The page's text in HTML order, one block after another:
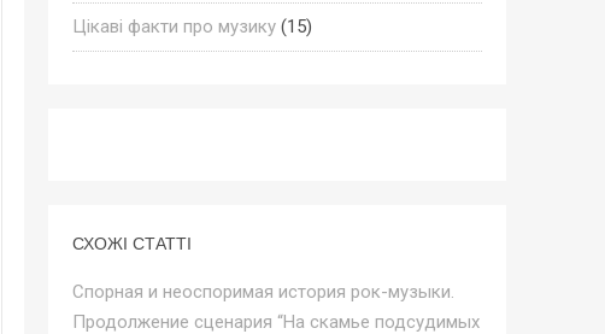
Цікаві факти про музику(15)
СХОЖІ СТАТТІ
Спорная и неоспоримая история рок-музыки.
Продолжение сценария “На скамье подсудимых